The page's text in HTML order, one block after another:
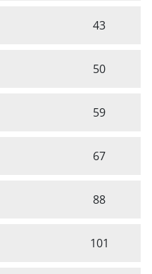
43
50
59
67
88
101